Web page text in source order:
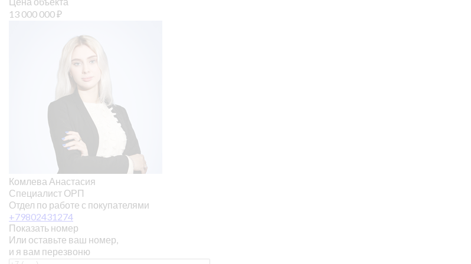
13 000 000₽
Комлева Анастасия
Специалист ОРП
Отдел по работе с покупателями
+79802431274
Показать номер
Или оставьте ваш номер,
и я вам перезвоню